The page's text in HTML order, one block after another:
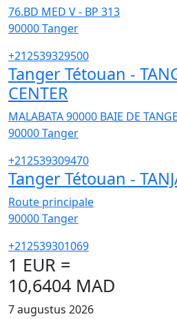
76.BD MED V - BP 313
90000Tanger
+212539329500
Tanger Tétouan -
CENTER
MALABATA 90000 BAIE DE
90000Tanger
+212539309470
Tanger Tétouan -
Route principale
90000Tanger
+212539301069
1 EUR =
10,6404 MAD
7 augustus 2026